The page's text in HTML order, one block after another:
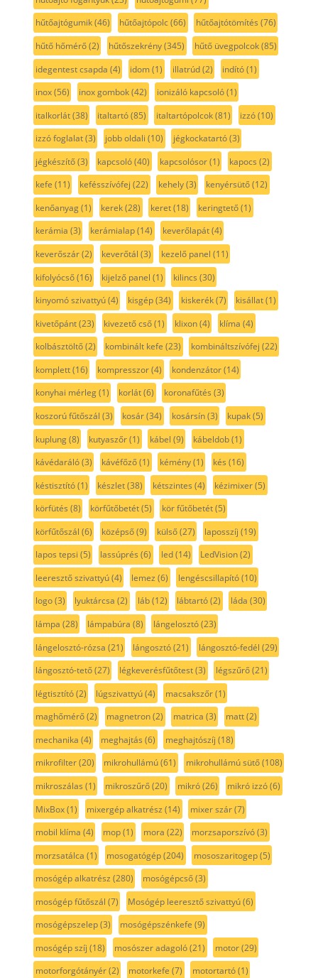
hűtőajtógumik(46) hűtőajtópolc(66) hűtőajtótömítés (76)
hűtő hőmérő(2) hűtőszekrény(345) hűtő üvegpolcok(85)
idegentest csapda (4) idom(1) illatrúd(2) indító(1)
inox(56) inox gombok(42) ionizáló kapcsoló(1)
italkorlát(38) italtartó(85) italtartópolcok(81) izzó(10)
izzó foglalat(3) jobb oldali (10) jégkockatartó(3)
jégkészítő(3) kapcsoló(40) kapcsolósor(1) kapocs (2)
kefe (11) kefésszívófej (22) kehely(3) kenyérsütő(12)
kenőanyag(1) kerek(28) keret(18) keringtető(1)
kerámia (3) kerámialap(14) keverőlapát(4)
keverőszár(2) keverőtál (3) kezelő panel (11)
kifolyócső(16) kijelző panel (1) kilincs (30)
kinyomó szivattyú(4) kisgép(34) kiskerék(7) kisállat(1)
kivetőpánt(23) kivezető cső(1) klixon(4) klíma (4)
kolbásztöltő(2) kombinált kefe (23) kombináltszívófej (22)
komplett(16) kompresszor(4) kondenzátor(14)
konyhai mérleg(1) korlát(6) koronafűtés (3)
koszorú fűtőszál (3) kosár(34) kosársín(3) kupak(5)
kuplung(8) kutyaszőr(1) kábel (9) kábeldob(1)
kávédaráló(3) kávéfőző(1) kémény(1) kés (16)
késtisztító(1) készlet(38) kétszintes (4) kézimixer(5)
körfütés (8) körfűtőbetét(5) kör fűtőbetét(5)
körfűtőszál (6) középső(9) külső(27) laposszíj (19)
lapos tepsi (5) lassúprés (6) led(14) LedVision(2)
leeresztő szivattyú(4) lemez (6) lengéscsillapító(10)
logo(3) lyuktárcsa (2) láb(12) lábtartó(2) láda (30)
lámpa (28) lámpabúra (8) lángelosztó(23)
lángelosztó-rózsa (21) lángosztó(21) lángosztó-fedél (29)
lángosztó-tető(27) légkeverésfűtőtest(3) légszűrő(21)
légtisztító(2) lúgszivattyú(4) macsakszőr(1)
maghőmérő(2) magnetron(2) matrica (3) matt(2)
mechanika (4) meghajtás (6) meghajtószíj (18)
mikrofilter(20) mikrohullámú(61) mikrohullámú sütő(108)
mikroszálas (1) mikroszűrő(20) mikró(26) mikró izzó(6)
MixBox(1) mixergép alkatrész (14) mixer szár(7)
mobil klíma (4) mop(1) mora (22) morzsaporszívó(3)
morzsatálca (1) mosogatógép(204) mososzaritogep(5)
mosógép alkatrész (280) mosógépcső(3)
mosógép fűtőszál (7) Mosógép leeresztő szivattyú(6)
mosógépszelep(3) mosógépszénkefe (9)
mosógép szíj (18) mosószer adagoló(21) motor(29)
motorforgótányér(2) motorkefe (7) motortartó(1)